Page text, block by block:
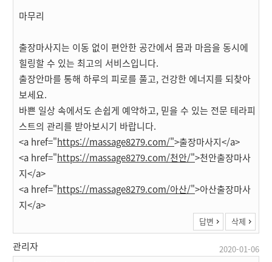
마무리
출장마사지는 이동 없이 편안한 공간에서 몸과 마음을 동시에
힐링할 수 있는 최고의 서비스입니다.
출장안마를 통해 하루의 피로를 풀고, 건강한 에너지를 되찾아
보세요.
바쁜 일상 속에서도 손쉽게 예약하고, 믿을 수 있는 전문 테라피
스트의 관리를 받아보시기 바랍니다.
<a href="https://massage8279.com/">출장마사지</a>
<a href="https://massage8279.com/천안/">천안출장마사
지</a>
<a href="https://massage8279.com/아산/">아산출장마사
지</a>
답변 삭제
관리자 2020-01-06